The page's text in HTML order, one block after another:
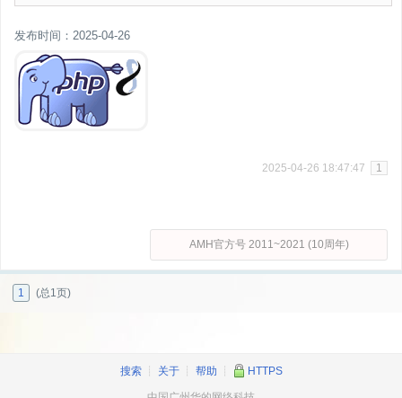
发布时间：2025-04-26
2025-04-26 18:47:47 1
AMH官方号 2011~2021 (10周年)
1 (总1页)
搜索┊ 关于┊ 帮助 HTTPS